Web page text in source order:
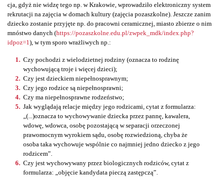
cja, gdyż nie widzę tego np. w Krakowie, wprowadziło elektroniczny system
rekrutacji na zajęcia w domach kultury (zajęcia pozaszkolne). Jeszcze zanim
dziecko zostanie przyjęte np. do pracowni ceramicznej, miasto zbierze o nim
mnóstwo danych (https://pozaszkolne.edu.pl/zwpek_mdk/index.php?
idpoz=1), w tym sporo wrażliwych np.:
Czy pochodzi z wielodzietnej rodziny (oznacza to rodzinę
wychowującą troje i więcej dzieci);
Czy jest dzieckiem niepełnosprawnym;
Czy jego rodzice są niepełnosprawni;
Czy ma niepełnosprawne rodzeństwo;
Jak wyglądają relacje między jego rodzicami, cytat z formularza:
„(...)oznacza to wychowywanie dziecka przez pannę, kawalera,
wdowę, wdowca, osobę pozostającą w separacji orzeczonej
prawomocnym wyrokiem sądu, osobę rozwiedzioną, chyba że
osoba taka wychowuje wspólnie co najmniej jedno dziecko z jego
rodzicem”.
Czy jest wychowywany przez biologicznych rodziców, cytat z
formularza: „objęcie kandydata pieczą zastępczą”.